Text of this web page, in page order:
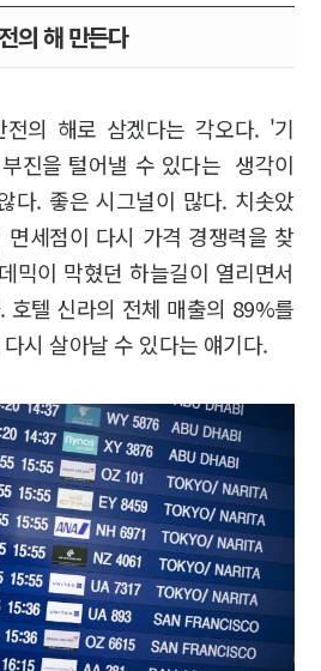
의 해 만든다
전의 해로 삼겠다는 각오다. '기
진을 털어낼 수 있다는 생각이
다. 좋은 시그널이 많다. 치솟았
세점이 다시 가격 경쟁력을 찾
믹이 막혔던 하늘길이 열리면서
호텔 신라의 전체 매출의 89%를
시 살아날 수 있다는 얘기다.